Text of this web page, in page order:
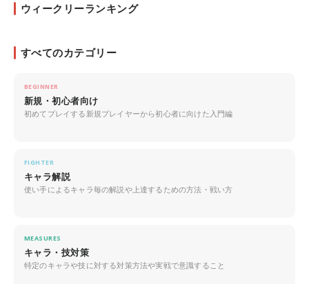
ウィークリーランキング
すべてのカテゴリー
BEGINNER
新規・初心者向け
初めてプレイする新規プレイヤーから初心者に向けた入門編
FIGHTER
キャラ解説
使い手によるキャラ毎の解説や上達するための方法・戦い方
MEASURES
キャラ・技対策
特定のキャラや技に対する対策方法や実戦で意識すること